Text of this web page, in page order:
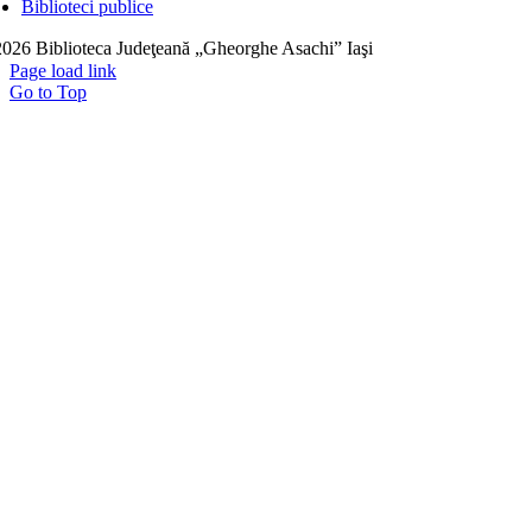
Biblioteci publice
Biblioteca Judeţeană „Gheorghe Asachi” Iaşi
Page load link
Go to Top